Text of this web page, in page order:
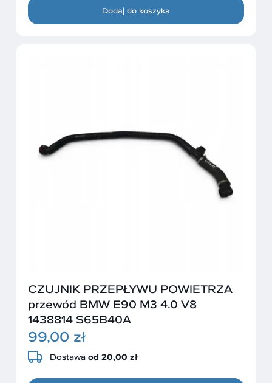
Dodaj do koszyka
CZUJNIK PRZEPŁYWU POWIETRZA
przewód BMW E90 M3 4.0 V8
1438814 S65B40A
99,00 zł
Dostawa od 20,00 zł